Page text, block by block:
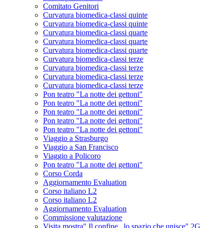
Comitato Genitori
Curvatura biomedica-classi quinte
Curvatura biomedica-classi quinte
Curvatura biomedica-classi quarte
Curvatura biomedica-classi quarte
Curvatura biomedica-classi quarte
Curvatura biomedica-classi terze
Curvatura biomedica-classi terze
Curvatura biomedica-classi terze
Curvatura biomedica-classi terze
Pon teatro "La notte dei gettoni"
Pon teatro "La notte dei gettoni"
Pon teatro "La notte dei gettoni"
Pon teatro "La notte dei gettoni"
Pon teatro "La notte dei gettoni"
Viaggio a Strasburgo
Viaggio a San Francisco
Viaggio a Policoro
Pon teatro "La notte dei gettoni"
Corso Corda
Aggiornamento Evaluation
Corso italiano L2
Corso italiano L2
Aggiornamento Evaluation
Commissione valutazione